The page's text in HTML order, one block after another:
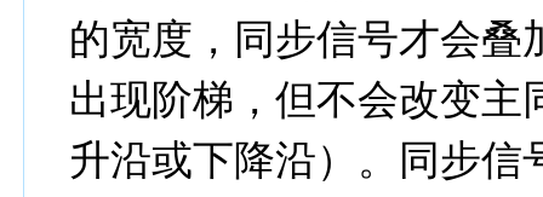
的宽度，同步信号才会叠
出现阶梯，但不会改变主
升沿或下降沿）。同步信